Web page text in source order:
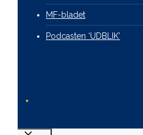
MF-bladet
Podcasten ‘UDBLIK’